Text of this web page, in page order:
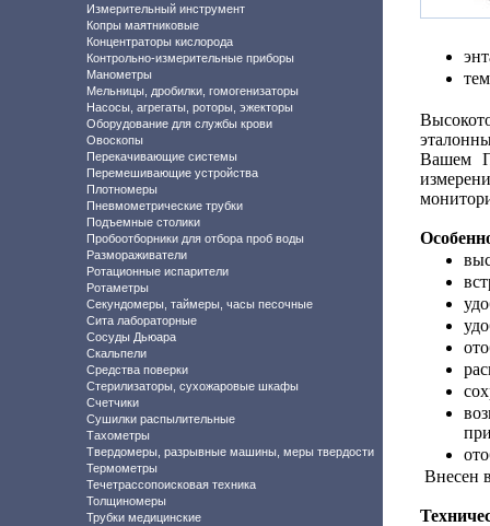
Измерительный инструмент
Копры маятниковые
Концентраторы кислорода
Контрольно-измерительные приборы
Манометры
Мельницы, дробилки, гомогенизаторы
Насосы, агрегаты, роторы, эжекторы
Оборудование для службы крови
Овоскопы
Перекачивающие системы
Перемешивающие устройства
Плотномеры
Пневмометрические трубки
Подъемные столики
Пробоотборники для отбора проб воды
Размораживатели
Ротационные испарители
Ротаметры
Секундомеры, таймеры, часы песочные
Сита лабораторные
Сосуды Дьюара
Скальпели
Средства поверки
Стерилизаторы, сухожаровые шкафы
Счетчики
Сушилки распылительные
Тахометры
Твердомеры, разрывные машины, меры твердости
Термометры
Течетрассопоисковая техника
Толщиномеры
Трубки медицинские
Вашем
Внесен